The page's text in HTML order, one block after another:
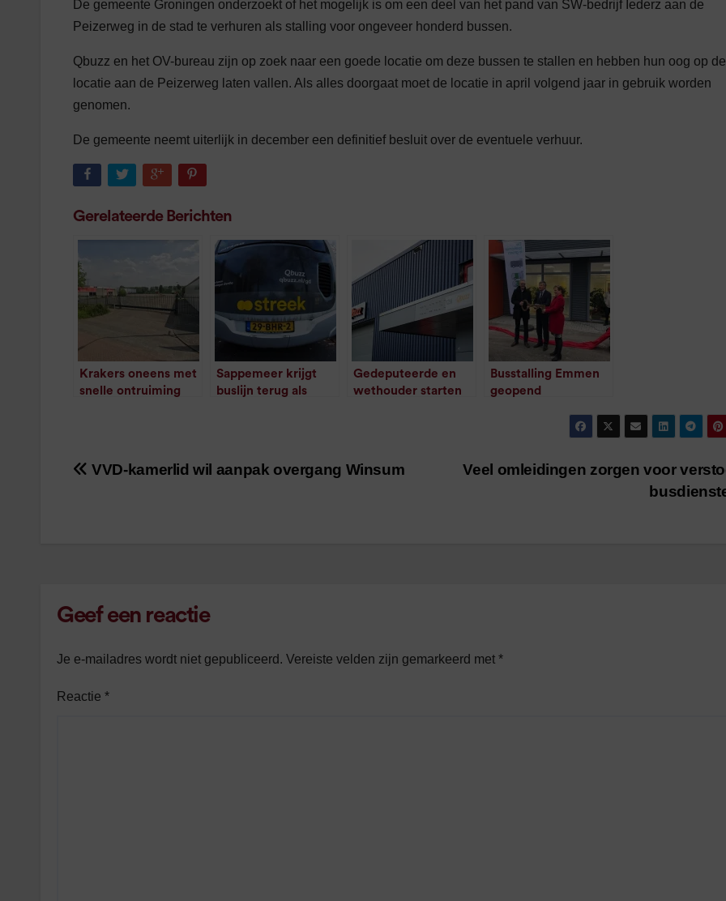
De gemeente Groningen onderzoekt of het mogelijk is om een deel van het pand van SW-bedrijf Iederz aan de
Peizerweg in de stad te verhuren als stalling voor ongeveer honderd bussen.
Qbuzz en het OV-bureau zijn op zoek naar een goede locatie om deze bussen te stallen en hebben hun oog op de
locatie aan de Peizerweg laten vallen. Als alles doorgaat moet de locatie in april volgend jaar in gebruik worden
genomen.
De gemeente neemt uiterlijk in december een definitief besluit over de eventuele verhuur.
Gerelateerde Berichten
Krakers oneens met
snelle ontruiming
Sappemeer krijgt
buslijn terug als
Gedeputeerde en
wethouder starten
Busstalling Emmen
geopend
Bericht
Veel omleidingen zorgen voor
VVD-kamerlid wil aanpak overgang Winsum
Geef een reactie
Je e-mailadres wordt niet gepubliceerd. Vereiste velden zijn gemarkeerd met *
Reactie *